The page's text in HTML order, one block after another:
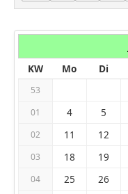
KW
Mo Di
53
01 4 5
02 11 12
03 18 19
04 25 26